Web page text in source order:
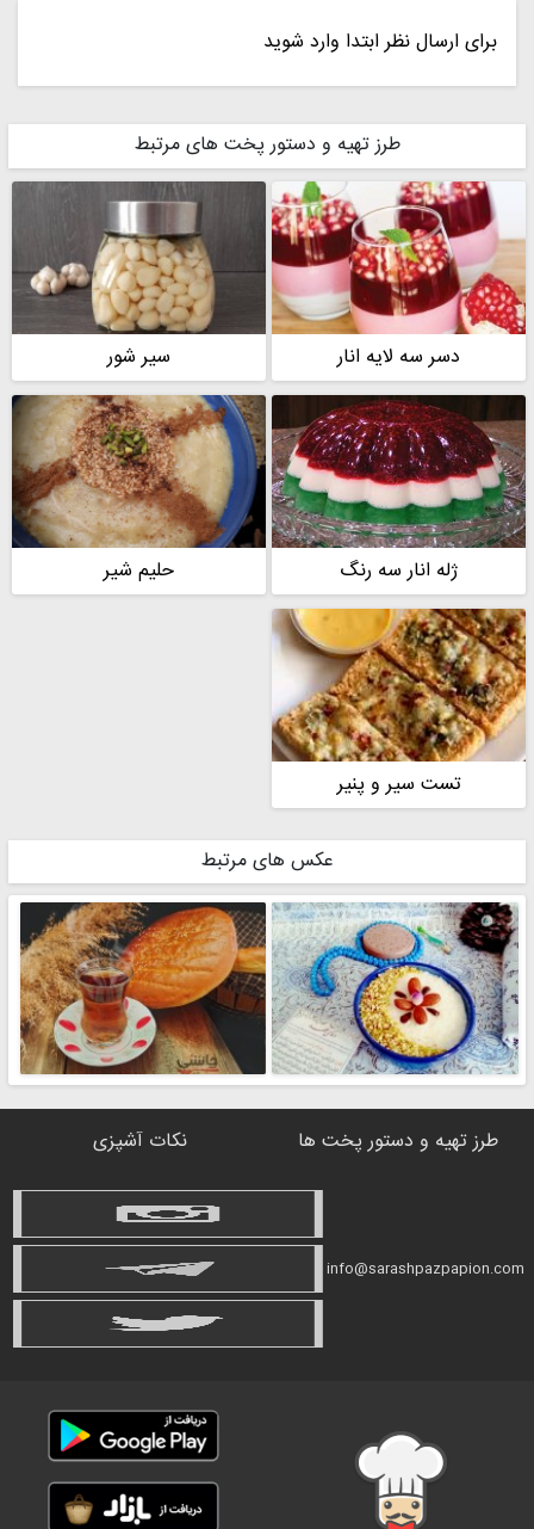
برای ارسال نظر ابتدا وارد شوید
طرز تهیه و دستور پخت های مرتبط
دسر سه لایه انار سیر شور
ژله انار سه رنگ حلیم شیر
تست سیر و پنیر
عکس های مرتبط
طرز تهیه و دستور پخت ها نکات آشپزی
info@sarashpazpapion.com